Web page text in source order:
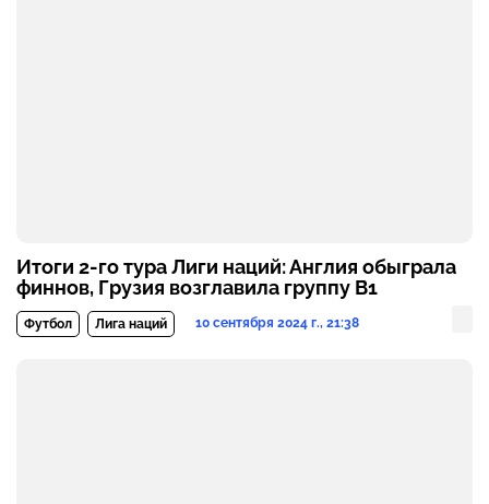
Итоги 2-го тура Лиги наций: Англия обыграла
финнов, Грузия возглавила группу В1
Футбол Лига наций 10 сентября 2024 г., 21:38